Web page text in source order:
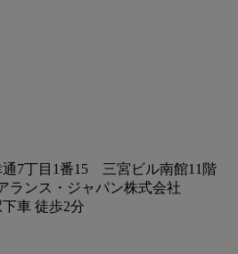
7丁目1番15 三宮ビル南館11階
ランス・ジャパン株式会社
車 徒歩2分